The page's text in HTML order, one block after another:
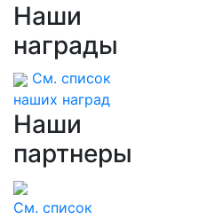
Наши
награды
См. список
наших наград
Наши
партнеры
См. список